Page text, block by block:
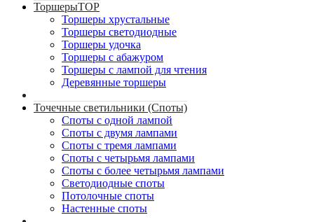
ТоршерыTOP
Торшеры хрустальные
Торшеры светодиодные
Торшеры удочка
Торшеры с абажуром
Торшеры с лампой для чтения
Деревянные торшеры
Точечные светильники (Споты)
Споты с одной лампой
Споты с двумя лампами
Споты с тремя лампами
Споты с четырьмя лампами
Споты с более четырьмя лампами
Светодиодные споты
Потолочные споты
Настенные споты